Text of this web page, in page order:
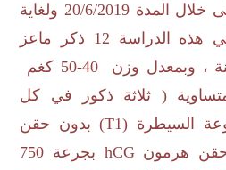
كلية الزراعة جامعة ديالى خلال المدة 20/6/2019 ولغاية
20/10/2019 .استخدم في هذه الدراسة 12 ذكر ماعز
شامي بعمر 1.5- 2 سنة ، وبمعدل وزن 40-50 كغم
( ثلاثة ذكور في كل
السيطرة ( T1) بدون حقن
هرمونhCG
بجرعة 750